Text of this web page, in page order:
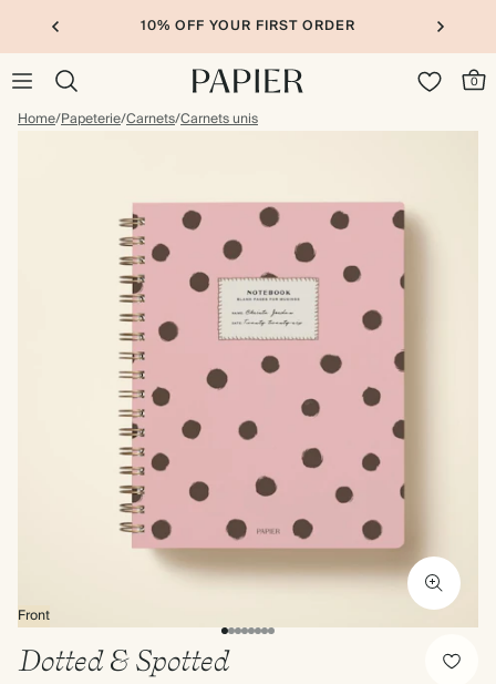
10% OFF YOUR FIRST ORDER
0
Home/Papeterie/Carnets/Carnets unis
Front
Dotted & Spotted